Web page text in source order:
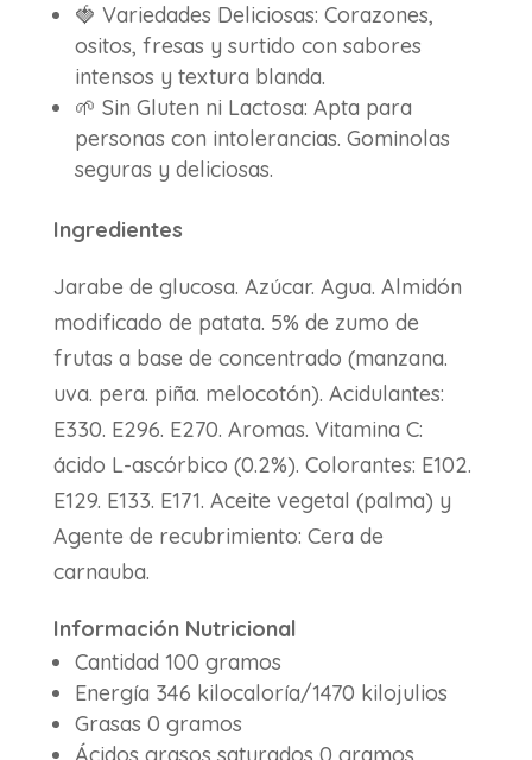
🍓 Variedades Deliciosas: Corazones,
ositos, fresas y surtido con sabores
intensos y textura blanda.
🌱 Sin Gluten ni Lactosa: Apta para
personas con intolerancias. Gominolas
seguras y deliciosas.
Ingredientes
Jarabe de glucosa. Azúcar. Agua. Almidón
modificado de patata. 5% de zumo de
frutas a base de concentrado (manzana.
uva. pera. piña. melocotón). Acidulantes:
E330. E296. E270. Aromas. Vitamina C:
ácido L-ascórbico (0.2%). Colorantes: E102.
E129. E133. E171. Aceite vegetal (palma) y
Agente de recubrimiento: Cera de
carnauba.
Información Nutricional
Cantidad 100 gramos
Energía 346 kilocaloría/1470 kilojulios
Grasas 0 gramos